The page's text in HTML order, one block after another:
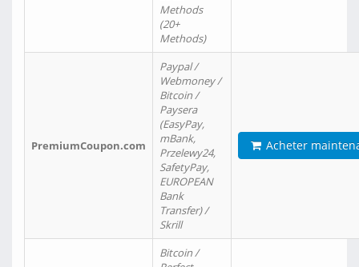
Methods
(20+
Methods)
PremiumCoupon.com
Paypal /
Webmoney /
Bitcoin /
Paysera
(EasyPay,
mBank,
Przelewy24,
SafetyPay,
EUROPEAN
Bank
Transfer) /
Skrill
Acheter
Bitcoin /